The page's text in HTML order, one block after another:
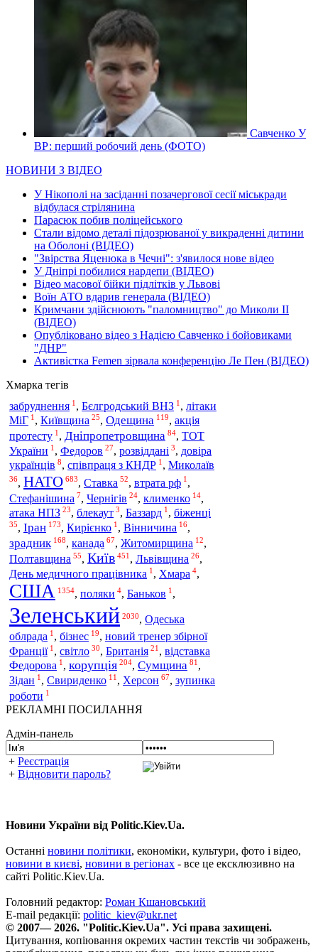
Савченко У
ВР: перший робочий день (ФОТО)
НОВИНИ З ВІДЕО
У Нікополі на засіданні позачергової сесії міськради
відбулася стрілянина
Парасюк побив поліцейського
Стали відомо деталі підозрюваної у викраденні дитини
на Оболоні (ВІДЕО)
"Звірства Яценюка в Чечні": з'явилося нове відео
У Дніпрі побилися нардепи (ВІДЕО)
Відео масової бійки підлітків у Львові
Воїн АТО вдарив генерала (ВІДЕО)
Кримчани здійснюють "паломництво" до Миколи ІІ
(ВІДЕО)
Опубліковано відео з Надією Савченко і бойовиками
"ДНР"
Активістка Femen зірвала конференцію Ле Пен (ВІДЕО)
Хмарка тегів
забруднення 1 , Бєлгродський ВНЗ 1 , літаки
МіГ 1 , Київщина 25, Одещина 119, акція
протесту 1 , Дніпропетровщина 84, ТОТ
України 1 , Федоров 27, розвіддані 3, довіра
українців 8, співпраця з КНДР 1 , Миколаїв
36, НАТО 683, Ставка 52, втрата рф 1 ,
Стефанішина 7, Чернігів 24, клименко 14,
атака НПЗ 23, блекаут 3, Баззард 1 , біженці
35, Іран 173, Кирієнко 1 , Вінничина 16,
зрадник 168, канада 67, Житомирщина 12,
Полтавщина 55, Київ 451 , Львівщина 26,
День медичного працівника 1 , Хмара 4,
США 1354, поляки 4, Баньков 1 ,
Зеленський 2030, Одеська
облрада 1 , бізнес 19, новий тренер збірної
Франції 1 , світло 30, Британія 21 , відставка
Федорова 1 , корупція 204, Сумщина 81 ,
Зідан 1 , Свириденко 11 , Херсон 67, зупинка
роботи 1
РЕКЛАМНІ ПОСИЛАННЯ
Адмін-панель
+ Реєстрація
+ Відновити пароль?
Новини України від Politic.Kiev.Ua.
Останні новини політики, економіки, культури, фото і відео,
новини в києві, новини в регіонах - все це ексклюзивно на
сайті Politic.Kiev.Ua.
Головний редактор: Роман Кшановський
E-mail редакції: politic_kiev@ukr.net
© 2007— 2026. "Politic.Kiev.Ua". Усі права захищені.
Цитування, копіювання окремих частин текстів чи зображень,